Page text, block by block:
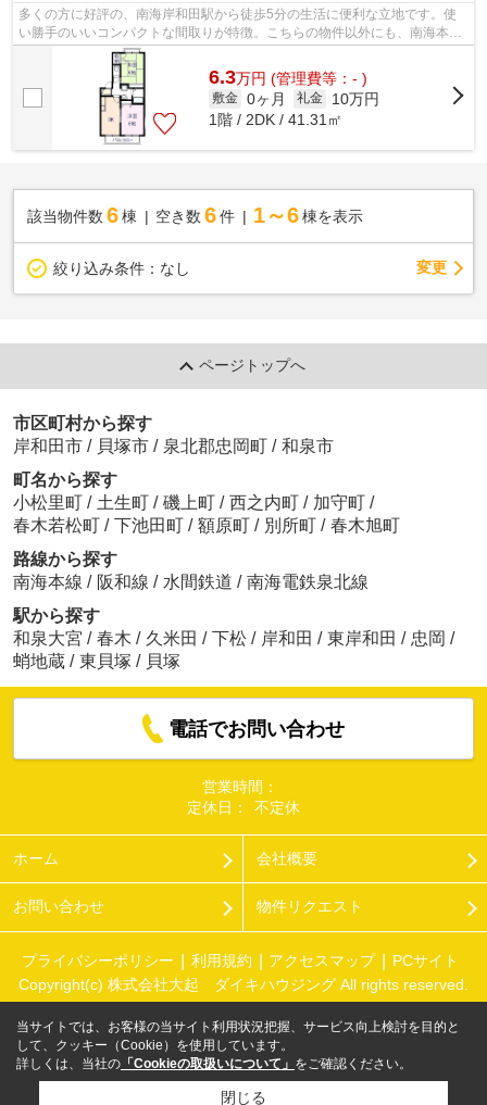
多くの方に好評の、南海岸和田駅から徒歩5分の生活に便利な立地です。使
い勝手のいいコンパクトな間取りが特徴。こちらの物件以外にも、南海本線
岸和田近くの物件情報を取り扱っており...
6.3万円 (管理費等：- )
敷金 0ヶ月 礼金
10万円
1階 / 2DK / 41.31㎡
該当物件数 6棟 空き数 6 件 1～6 棟を表示
絞り込み条件： なし 変更
ページトップへ
市区町村から探す
岸和田市 / 貝塚市 / 泉北郡忠岡町 / 和泉市
町名から探す
小松里町 / 土生町 / 磯上町 / 西之内町 / 加守町 /
春木若松町 / 下池田町 / 額原町 / 別所町 / 春木旭町
路線から探す
南海本線 / 阪和線 / 水間鉄道 / 南海電鉄泉北線
駅から探す
和泉大宮 / 春木 / 久米田 / 下松 / 岸和田 / 東岸和田 / 忠岡 /
蛸地蔵 / 東貝塚 / 貝塚
電話でお問い合わせ
営業時間：
定休日：
不定休
ホーム 会社概要
お問い合わせ 物件リクエスト
プライバシーポリシー 利用規約 アクセスマップ
PCサイト
Copyright(c) 株式会社大起 ダイキハウジング All rights reserved.
当サイトでは、お客様の当サイト利用状況把握、サービス向上検討を目的と
して、クッキー（Cookie）を使用しています。
詳しくは、当社の 「Cookieの取扱いについて」 をご確認ください。
閉じる